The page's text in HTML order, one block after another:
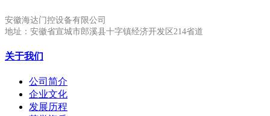
安徽海达门控设备有限公司
地址：安徽省宣城市郎溪县十字镇经济开发区214省道
关于我们
公司简介
企业文化
发展历程